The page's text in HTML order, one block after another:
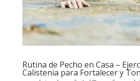
Rutina de Pecho en Casa –
Calistenia para Fortalecer y